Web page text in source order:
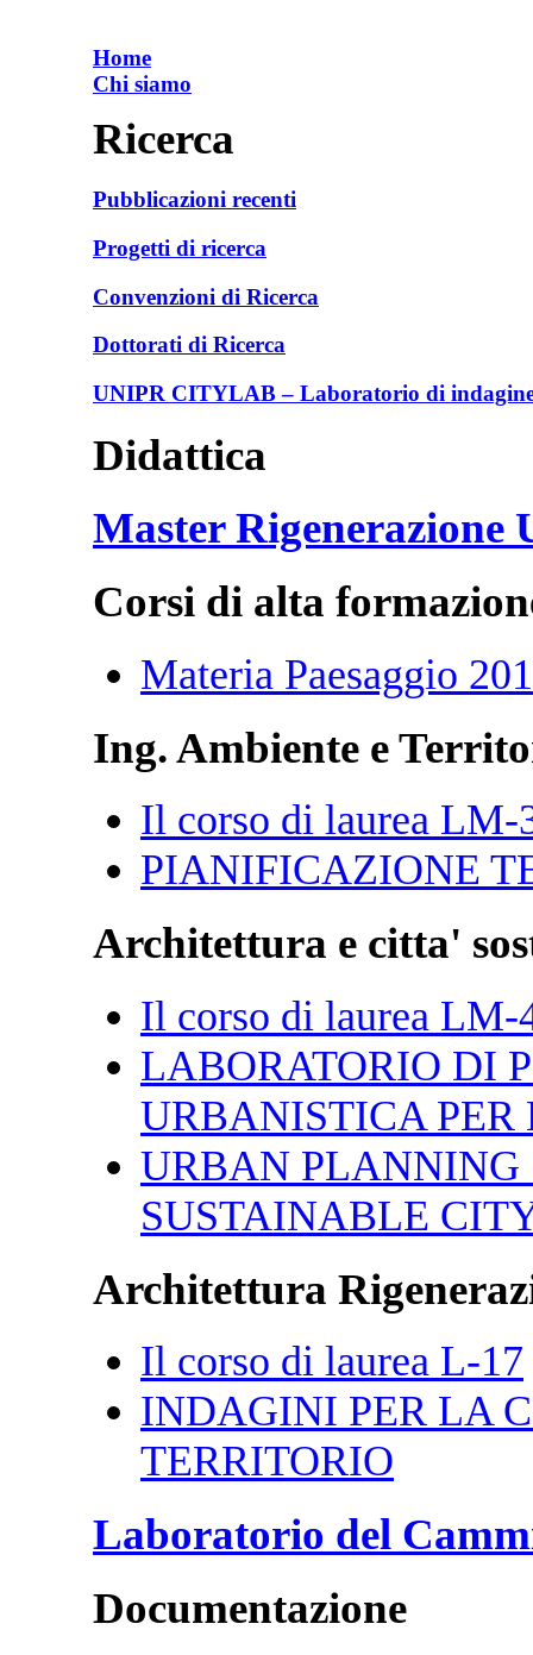
Home
Chi siamo
Ricerca
Pubblicazioni recenti
Progetti di ricerca
Convenzioni di Ricerca
Dottorati di Ricerca
UNIPR CITYLAB – Laboratorio di
Didattica
Master Rigenerazione
Corsi di alta
Materia Paesaggio
Ing. Ambiente e
Il corso di laurea LM-
PIANIFICAZIONE
Architettura e citta'
Il corso di laurea LM-
LABORATORIO DI
URBANISTICA
URBAN PLANNING
SUSTAINABLE
Architettura
Il corso di laurea L-17
INDAGINI PER LA
TERRITORIO
Laboratorio del
Documentazione